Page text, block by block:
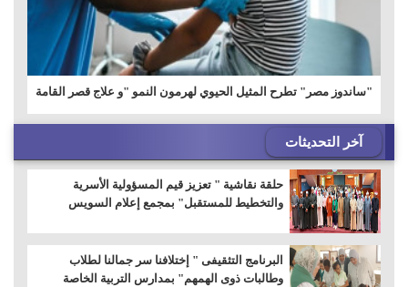
"ساندوز مصر" تطرح المثيل الحيوي لهرمون النمو "و علاج قصر القامة
آخر التحديثات
حلقة نقاشية " تعزيز قيم المسؤولية الأسرية
والتخطيط للمستقبل" بمجمع إعلام السويس
البرنامج التثقيفى " إختلافنا سر جمالنا لطلاب
وطالبات ذوى الهمهم" بمدارس التربية الخاصة